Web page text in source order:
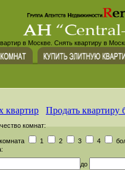
в Москве. Снять квартиру в
квартир Продать квартиру
комнат:
комната 1 2 3 4
до